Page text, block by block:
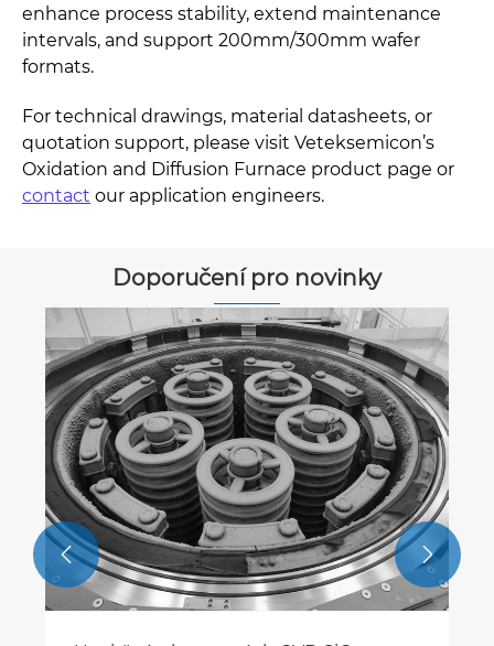
enhance process stability, extend maintenance
intervals, and support 200mm/300mm wafer
formats.
For technical drawings, material datasheets, or
quotation support, please visit Veteksemicon’s
Oxidation and Diffusion Furnace product page or
contact our application engineers.
Doporučení pro novinky
Proč jsou grafitové susceptory
potažené SiC nezbytné pro epitaxi
polovodičů
Ukázat více >>
 